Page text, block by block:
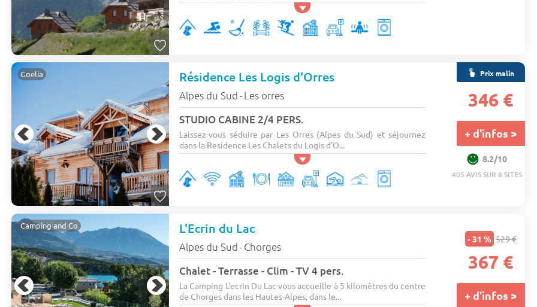
Goelia Résidence Les Logis d'Orres
Alpes du Sud - Les orres
STUDIO CABINE 2/4 PERS.
Laissez-vous séduire par Les Orres (Alpes du Sud) et séjournez
dans la Residence Les Chalets du Logis d'O...
Prix malin
346 €
+ d'infos >
8.2/10
405 AVIS SUR 8 SITES
Camping and Co L'Ecrin du Lac
Alpes du Sud - Chorges
Chalet - Terrasse - Clim - TV 4 pers.
La Camping L'ecrin Du Lac vous accueille à 5 kilomètres du centre
de Chorges dans les Hautes-Alpes, dans le...
- 31 % 529 €
367 €
+ d'infos >